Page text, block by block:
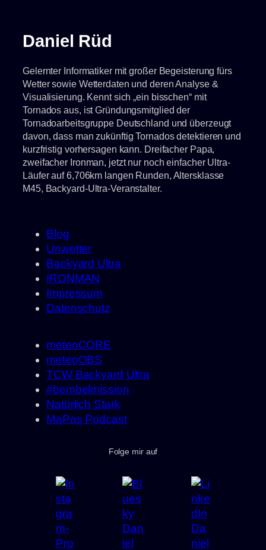
Daniel Rüd
Gelernter Informatiker mit großer Begeisterung fürs
Wetter sowie Wetterdaten und deren Analyse &
Visualisierung. Kennt sich „ein bisschen“ mit
Tornados aus, ist Gründungsmitglied der
Tornadoarbeitsgruppe Deutschland und überzeugt
davon, dass man zukünftig Tornados detektieren und
kurzfristig vorhersagen kann. Dreifacher Papa,
zweifacher Ironman, jetzt nur noch einfacher Ultra-
Läufer auf 6,706km langen Runden, Altersklasse
M45, Backyard-Ultra-Veranstalter.
Blog
Unwetter
Backyard Ultra
IRONMAN
Impressum
Datenschutz
meteoCORE
meteoOBS
TCW Backyard Ultra
#bembelmission
Natürlich Stark
MaPas Podcast
Folge mir auf